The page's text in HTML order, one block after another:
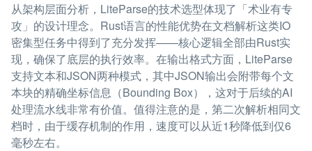
从架构层面分析，LiteParse的技术选型体现了「术业有专
攻」的设计理念。Rust语言的性能优势在文档解析这类IO
密集型任务中得到了充分发挥——核心逻辑全部由Rust实
现，确保了底层的执行效率。在输出格式方面，LiteParse
支持文本和JSON两种模式，其中JSON输出会附带每个文
本块的精确坐标信息（Bounding Box），这对于后续的AI
处理流水线非常有价值。值得注意的是，第二次解析相同文
档时，由于缓存机制的作用，速度可以从近1秒降低到仅6
毫秒左右。